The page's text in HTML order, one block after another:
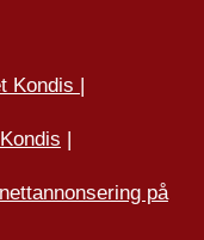
Kondis
|
på